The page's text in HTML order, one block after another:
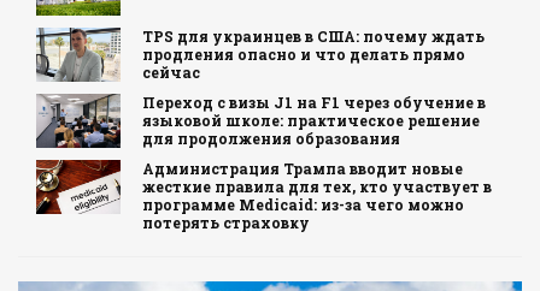
TPS для украинцев в США: почему ждать
продления опасно и что делать прямо
сейчас
Переход с визы J1 на F1 через обучение в
языковой школе: практическое решение
для продолжения образования
Администрация Трампа вводит новые
жесткие правила для тех, кто участвует в
программе Medicaid: из-за чего можно
потерять страховку